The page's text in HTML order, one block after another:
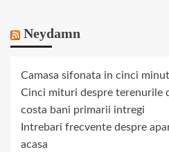
Neydamn
Camasa sifonata in cinci
Cinci mituri despre terenurile
costa bani primarii intregi
Intrebari frecvente despre
acasa